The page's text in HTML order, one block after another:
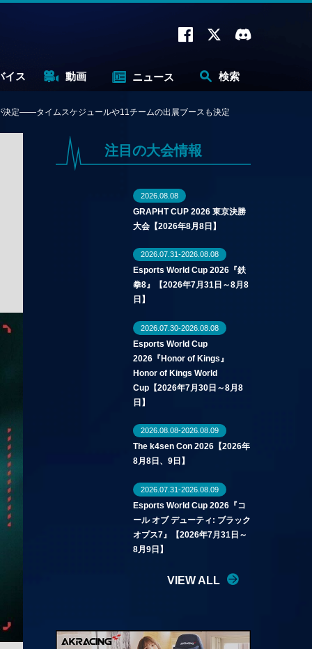
イス 動画 ニュース 検索
定——タイムスケジュールや11チームの出展ブースも決定
注目の大会情報
2026.08.08
GRAPHT CUP 2026 東京決勝
大会【2026年8月8日】
2026.07.31-2026.08.08
Esports World Cup 2026『鉄
拳8』【2026年7月31日～8月8
日】
2026.07.30-2026.08.08
Esports World Cup
2026『Honor of Kings』
Honor of Kings World
Cup【2026年7月30日～8月8
日】
2026.08.08-2026.08.09
The k4sen Con 2026【2026年
8月8日、9日】
2026.07.31-2026.08.09
Esports World Cup 2026『コ
ール オブ デューティ: ブラック
オプス7』【2026年7月31日～
8月9日】
VIEW ALL